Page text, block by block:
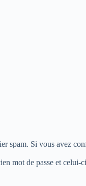
spam. Si vous avez
mot de passe et celui-